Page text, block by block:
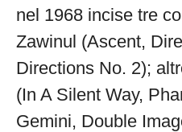
nel 1968 incise tre
Zawinul (Ascent,
Directions No. 2);
(In A Silent Way,
Gemini, Double